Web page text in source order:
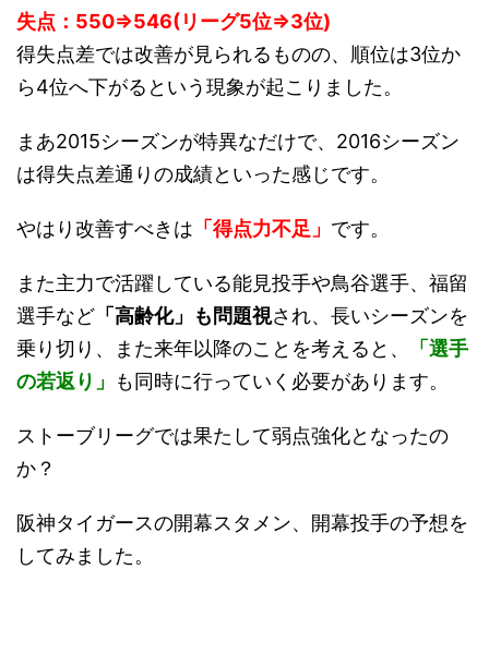
失点：550⇒546(リーグ5位⇒3位)
得失点差では改善が見られるものの、順位は3位か
ら4位へ下がるという現象が起こりました。
まあ2015シーズンが特異なだけで、2016シーズン
は得失点差通りの成績といった感じです。
やはり改善すべきは 「得点力不足」 です。
また主力で活躍している能見投手や鳥谷選手、福留
選手など 「高齢化」も問題視され、長いシーズンを
乗り切り、また来年以降のことを考えると、
「選手
の若返り」
も同時に行っていく必要があります。
ストーブリーグでは果たして弱点強化となったの
か？
阪神タイガースの開幕スタメン、開幕投手の予想を
してみました。